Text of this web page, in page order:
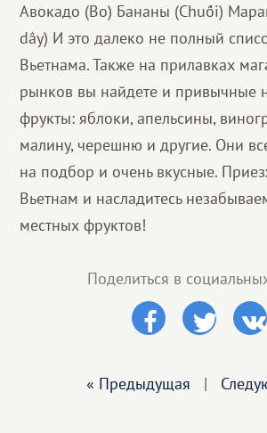
Авокадо (Bo) Бананы (Chuối)
dây) И это далеко не полный
Вьетнама. Также на прилавках
рынков вы найдете и привычные
фрукты: яблоки, апельсины,
малину, черешню и другие. Они
на подбор и очень вкусные.
Вьетнам и насладитесь
местных фруктов!
Поделиться в
« Предыдущая |